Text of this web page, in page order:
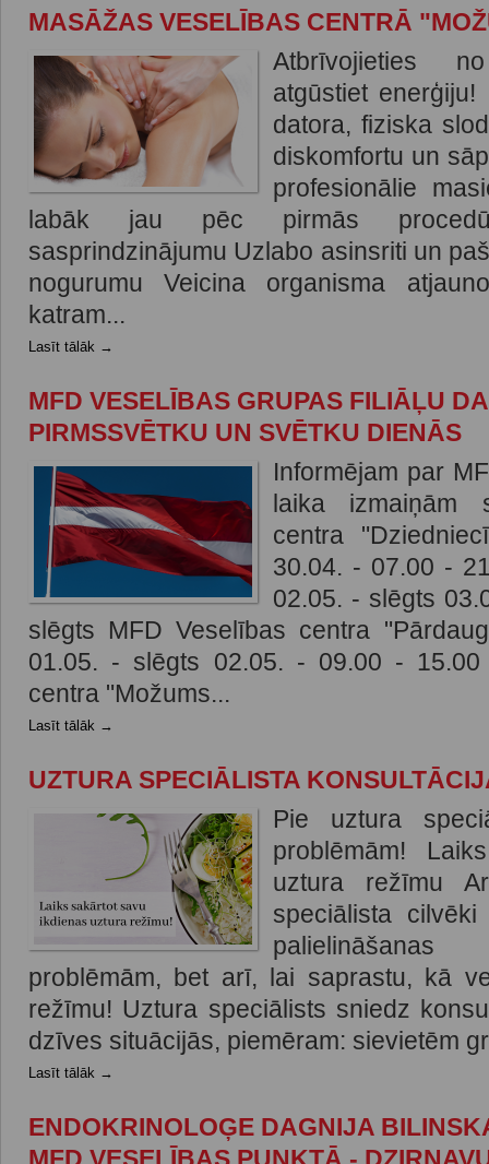
MASĀŽAS VESELĪBAS CENTRĀ
Atbrīvojieties
atgūstiet
datora, fiziska
diskomfortu un
profesionālie
labāk jau pēc pirmās
sasprindzinājumu Uzlabo asinsriti un
nogurumu Veicina organisma
katram...
Lasīt tālāk →
MFD VESELĪBAS GRUPAS FILIĀĻU
PIRMSSVĒTKU UN SVĒTKU DIENĀS
Informējam par
laika izmaiņām
centra
30.04. - 07.00 -
02.05. - slēgts
slēgts MFD Veselības centra
01.05. - slēgts 02.05. - 09.00 -
centra "Možums...
Lasīt tālāk →
UZTURA SPECIĀLISTA
Pie uztura
problēmām!
uztura režīmu
speciālista
problēmām, bet arī, lai saprastu, kā
režīmu! Uztura speciālists sniedz
dzīves situācijās, piemēram: sievietēm
Lasīt tālāk →
ENDOKRINOLOĢE DAGNIJA